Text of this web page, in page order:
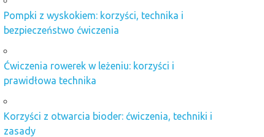
Pompki z wyskokiem: korzyści, technika i
bezpieczeństwo ćwiczenia
Ćwiczenia rowerek w leżeniu: korzyści i
prawidłowa technika
Korzyści z otwarcia bioder: ćwiczenia, techniki i
zasady